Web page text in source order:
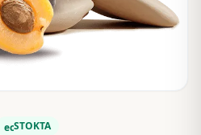
ecoSTOKTA